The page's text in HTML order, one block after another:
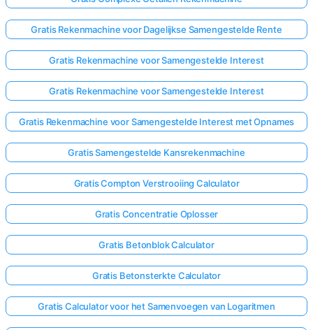
Gratis Rekenmachine voor Dagelijkse Samengestelde Rente
Gratis Rekenmachine voor Samengestelde Interest
Gratis Rekenmachine voor Samengestelde Interest
Gratis Rekenmachine voor Samengestelde Interest met Opnames
Gratis Samengestelde Kansrekenmachine
Gratis Compton Verstrooiing Calculator
Gratis Concentratie Oplosser
Gratis Betonblok Calculator
Gratis Betonsterkte Calculator
Gratis Calculator voor het Samenvoegen van Logaritmen